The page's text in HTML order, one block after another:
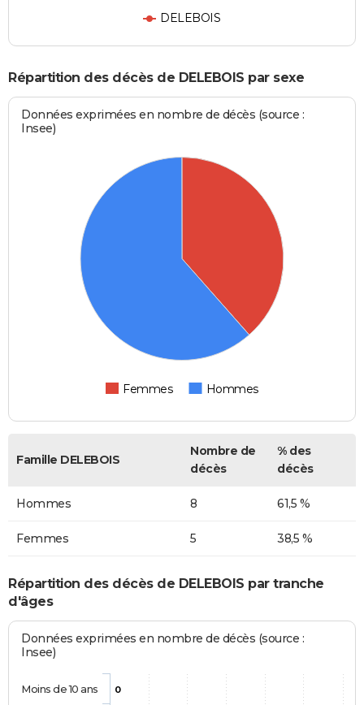
DELEBOIS
Répartition des décès de DELEBOIS par sexe
Données exprimées en nombre de décès (source :
Insee)
Femmes Hommes
Famille DELEBOIS
Nombre de
décès
% des
décès
Hommes 8 61,5 %
Femmes 5 38,5 %
Répartition des décès de DELEBOIS par tranche
d'âges
Données exprimées en nombre de décès (source :
Insee)
0
Moins de 10 ans